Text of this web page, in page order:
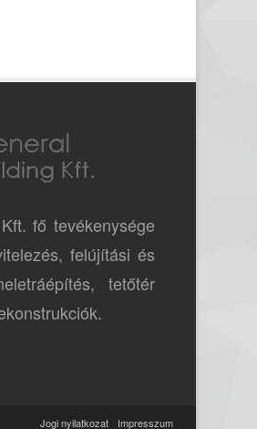
fő tevékenysége
felújítási és
tetőtér
Jogi nyilatkozat Impresszum